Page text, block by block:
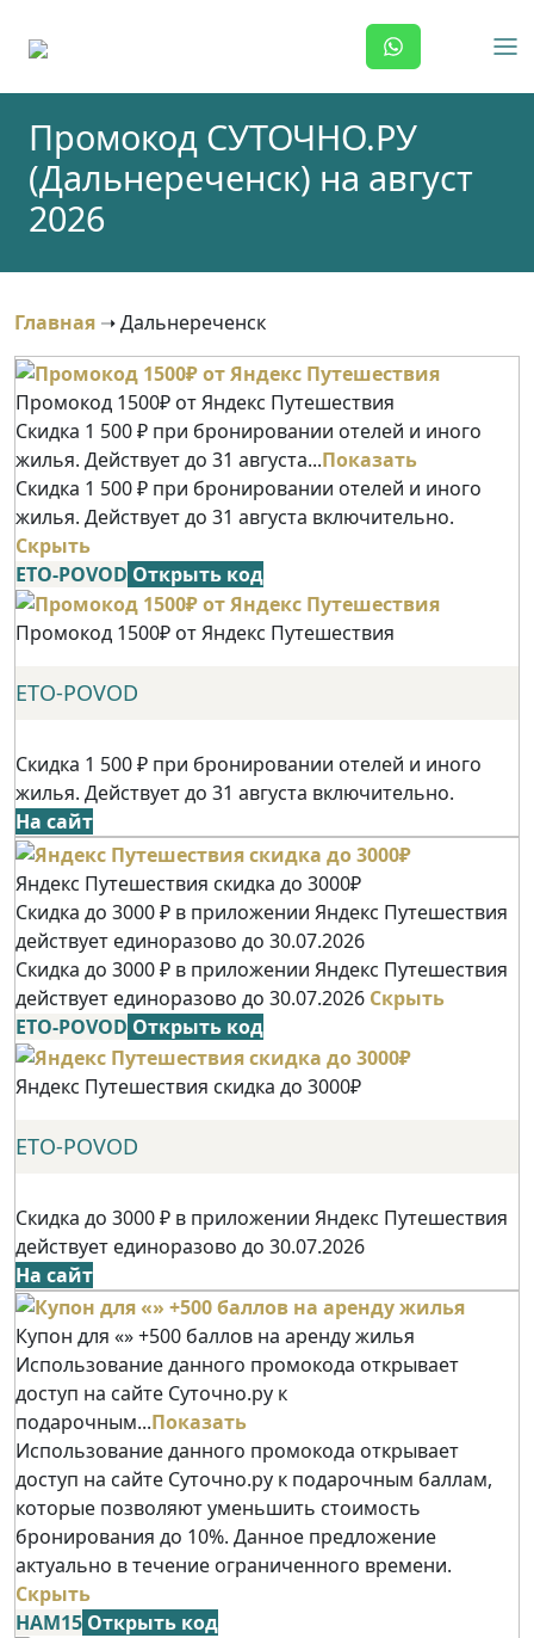
Промокод СУТОЧНО.РУ
(Дальнереченск) на август
2026
Главная ➝Дальнереченск
Промокод 1500₽ от Яндекс Путешествия
Скидка 1 500 ₽ при бронировании отелей и иного
жилья. Действует до 31 августа...Показать
Скидка 1 500 ₽ при бронировании отелей и иного
жилья. Действует до 31 августа включительно.
Скрыть
ETO-POVOD Открыть код
Промокод 1500₽ от Яндекс Путешествия
ETO-POVOD
Скидка 1 500 ₽ при бронировании отелей и иного
жилья. Действует до 31 августа включительно.
На сайт
Яндекс Путешествия скидка до 3000₽
Скидка до 3000 ₽ в приложении Яндекс Путешествия
действует единоразово до 30.07.2026
Скидка до 3000 ₽ в приложении Яндекс Путешествия
действует единоразово до 30.07.2026 Скрыть
ETO-POVOD Открыть код
Яндекс Путешествия скидка до 3000₽
ETO-POVOD
Скидка до 3000 ₽ в приложении Яндекс Путешествия
действует единоразово до 30.07.2026
На сайт
Купон для «» +500 баллов на аренду жилья
Использование данного промокода открывает
доступ на сайте Суточно.ру к
подарочным...Показать
Использование данного промокода открывает
доступ на сайте Суточно.ру к подарочным баллам,
которые позволяют уменьшить стоимость
бронирования до 10%. Данное предложение
актуально в течение ограниченного времени.
Скрыть
НАМ15 Открыть код